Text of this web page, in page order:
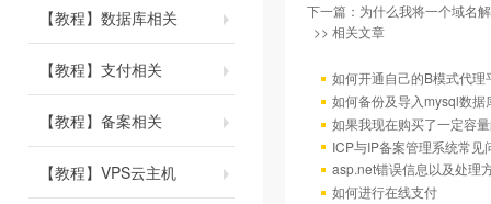
【教程】数据库相关
【教程】支付相关
【教程】备案相关
【教程】VPS云主机
下一篇： 为什么我将一个域名
>> 相关文章
如何开通自己的B模式代理
如何备份及导入mysql数据
如果我现在购买了一定容
ICP与IP备案管理系统常见
asp.net错误信息以及处理
如何进行在线支付